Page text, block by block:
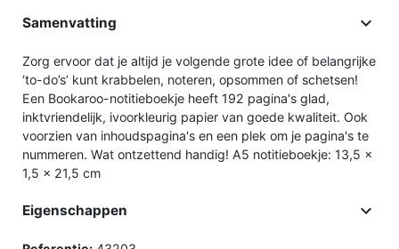
Samenvatting 
Zorg ervoor dat je altijd je volgende grote idee of belangrijke
‘to-do’s’ kunt krabbelen, noteren, opsommen of schetsen!
Een Bookaroo-notitieboekje heeft 192 pagina's glad,
inktvriendelijk, ivoorkleurig papier van goede kwaliteit. Ook
voorzien van inhoudspagina's en een plek om je pagina's te
nummeren. Wat ontzettend handig! A5 notitieboekje: 13,5 x
1,5 x 21,5 cm
Eigenschappen 